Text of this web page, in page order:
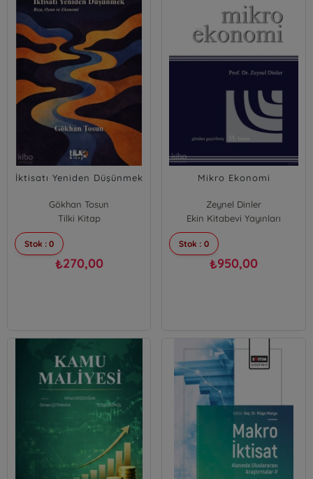
İktisatı Yeniden Düşünmek
Gökhan Tosun
Tilki Kitap
Stok : 0
₺270,00
Mikro Ekonomi
Zeynel Dinler
Ekin Kitabevi Yayınları
Stok : 0
₺950,00